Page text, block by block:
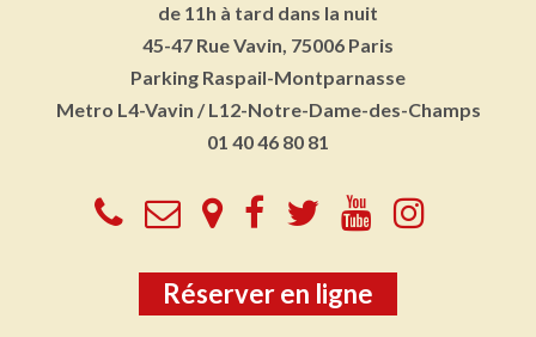
de 11h à tard dans la nuit
45-47 Rue Vavin, 75006 Paris
Parking Raspail-Montparnasse
Metro L4-Vavin / L12-Notre-Dame-des-Champs
01 40 46 80 81
Réserver en ligne